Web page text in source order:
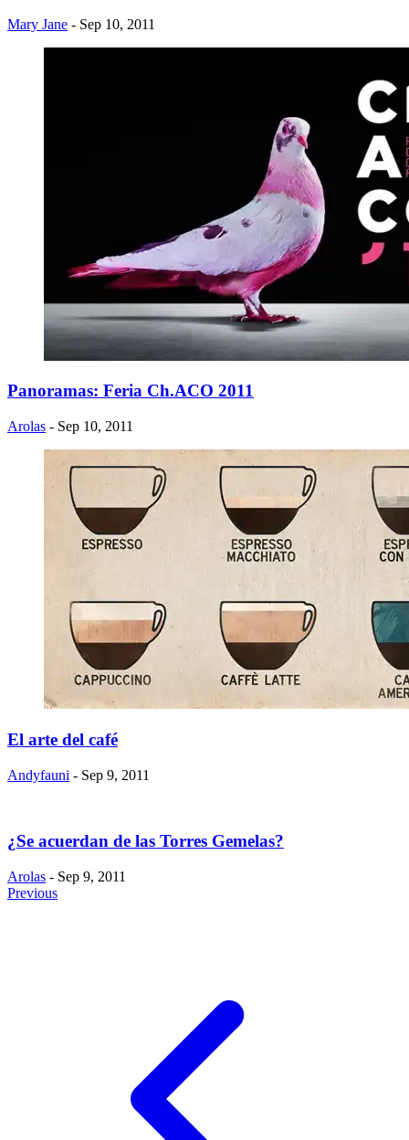
Mary Jane - Sep 10, 2011
Panoramas: Feria Ch.ACO 2011
Arolas - Sep 10, 2011
El arte del café
Andyfauni - Sep 9, 2011
¿Se acuerdan de las Torres Gemelas?
Arolas - Sep 9, 2011
Previous